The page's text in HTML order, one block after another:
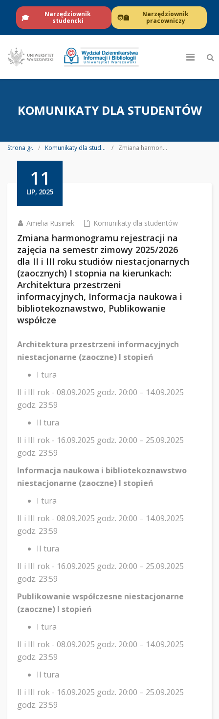
🎓
Narzędziownik
studencki
🧑‍🏫
Narzędziownik
pracowniczy
KOMUNIKATY DLA STUDENTÓW
Strona gł. Komunikaty dla studentów Zmiana harmonogramu rejestracji na zajęcia na semestr zimowy 2025/2026 dla II i III roku studiów niestacjonarnych (zaocznych) I stopnia na kierunkach: Architektura przestrzeni informacyjnych, Informacja naukowa i bibliotekoznawstwo, Publikowanie współcze
11
LIP, 2025
Amelia Rusinek Komunikaty dla studentów
Zmiana harmonogramu rejestracji na
zajęcia na semestr zimowy 2025/2026
dla II i III roku studiów niestacjonarnych
(zaocznych) I stopnia na kierunkach:
Architektura przestrzeni
informacyjnych, Informacja naukowa i
bibliotekoznawstwo, Publikowanie
współcze
Architektura przestrzeni informacyjnych
niestacjonarne (zaoczne) I stopień
I tura
II i III rok - 08.09.2025 godz. 20:00 – 14.09.2025
godz. 23:59
II tura
II i III rok - 16.09.2025 godz. 20:00 – 25.09.2025
godz. 23:59
Informacja naukowa i bibliotekoznawstwo
niestacjonarne (zaoczne) I stopień
I tura
II i III rok - 08.09.2025 godz. 20:00 – 14.09.2025
godz. 23:59
II tura
II i III rok - 16.09.2025 godz. 20:00 – 25.09.2025
godz. 23:59
Publikowanie współczesne niestacjonarne
(zaoczne) I stopień
I tura
II i III rok - 08.09.2025 godz. 20:00 – 14.09.2025
godz. 23:59
II tura
II i III rok - 16.09.2025 godz. 20:00 – 25.09.2025
godz. 23:59